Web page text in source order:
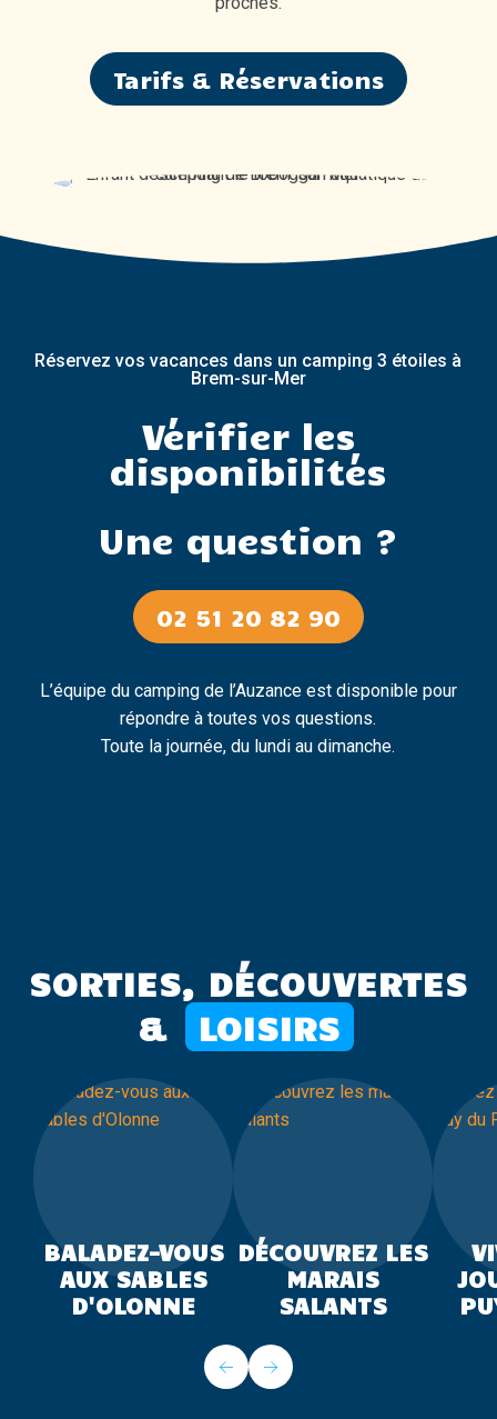
Tarifs & Réservations
Réservez vos vacances dans un camping 3 étoiles à
Brem-sur-Mer
Vérifier les
disponibilités
Une question ?
02 51 20 82 90
L’équipe du camping de l’Auzance est disponible pour
répondre à toutes vos questions.
Toute la journée, du lundi au dimanche.
SORTIES, DÉCOUVERTES
&
LOISIRS
BALADEZ-VOUS
AUX SABLES
D'OLONNE
DÉCOUVREZ LES
MARAIS
SALANTS